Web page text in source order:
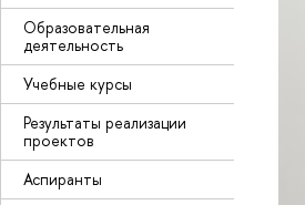
Образовательная
деятельность
Учебные курсы
Результаты реализации
проектов
Аспиранты